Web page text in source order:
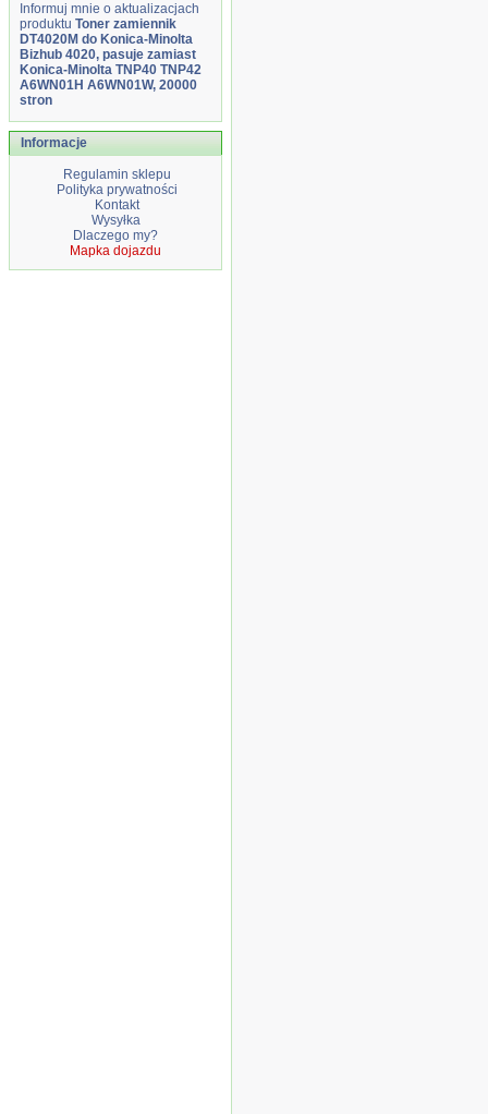
Informuj mnie o aktualizacjach
produktu Toner zamiennik
DT4020M do Konica-Minolta
Bizhub 4020, pasuje zamiast
Konica-Minolta TNP40 TNP42
A6WN01H A6WN01W, 20000
stron
Informacje
Regulamin sklepu
Polityka prywatności
Kontakt
Wysyłka
Dlaczego my?
Mapka dojazdu